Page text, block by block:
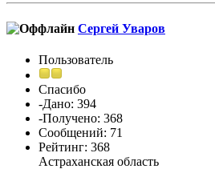
Сергей Уваров
Пользователь
Спасибо
-Дано: 394
-Получено: 368
Сообщений: 71
Рейтинг: 368
Астраханская область